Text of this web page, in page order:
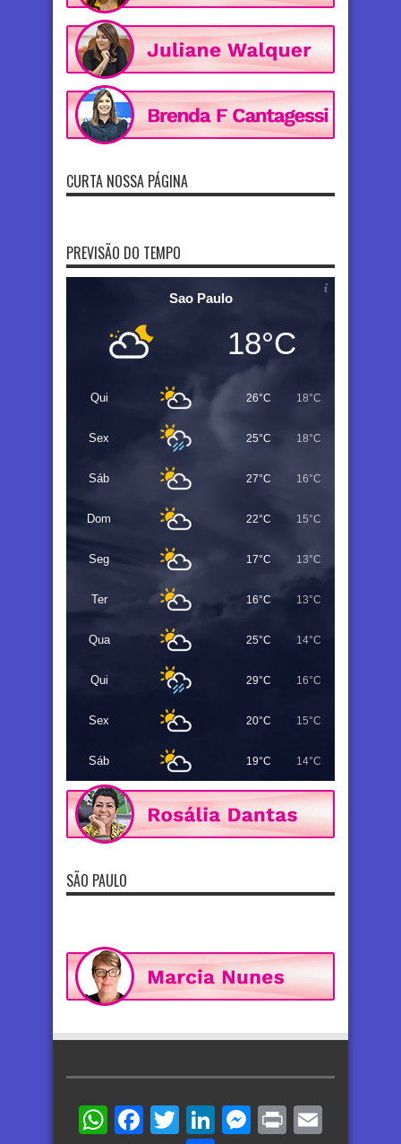
CURTA NOSSA PÁGINA
PREVISÃO DO TEMPO
Sao Paulo
18°C
Qui 26°C 18°C
Sex 25°C 18°C
Sáb 27°C 16°C
Dom 22°C 15°C
Seg 17°C 13°C
Ter 16°C 13°C
Qua 25°C 14°C
Qui 29°C 16°C
Sex 20°C 15°C
Sáb 19°C 14°C
SÃO PAULO
WhatsApp
Facebook
TwitterLinkedIn
Messenger
Print